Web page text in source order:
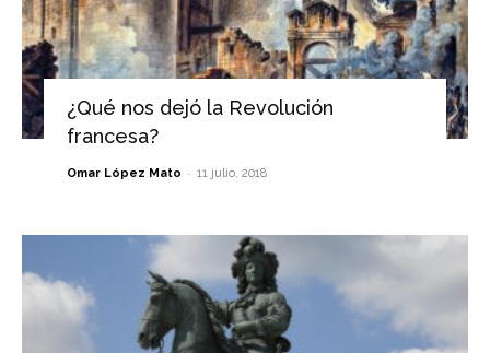
¿Qué nos dejó la Revolución
francesa?
Omar López Mato - 11 julio, 2018